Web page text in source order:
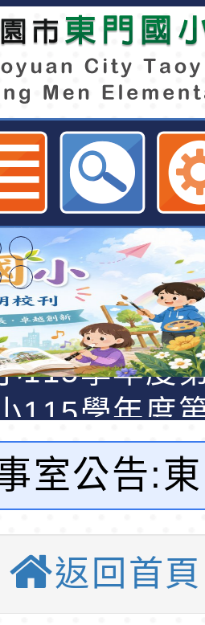
兒園113學年度第
教師甄選錄取公告
學年度國
學生入學前
115學年度
課教師甄選
缺額)
115學年度
理教師甄選
缺額)
學生及幼兒
訂版)與學
市政府政風
影片
座「吃得安
教學專業論
室公告:
幼兒園
第1學期第
返回首頁